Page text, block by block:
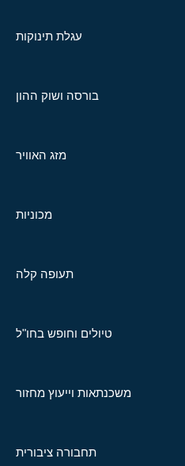
עגלת תינוקות
בורסה ושוק ההון
מזג האוויר
מכוניות
תעופה קלה
טיולים וחופש בחו"ל
משכנתאות וייעוץ מחזור
תחבורה ציבורית